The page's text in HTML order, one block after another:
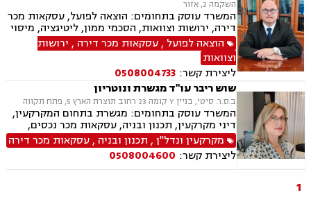
השקמה 2, אזור
המשרד עוסק בתחומים: הוצאה לפועל, עסקאות מכר
דירה, ירושות וצוואות, הסכמי ממון, ליטיגציה, מיסוי
נדל"ן, נוטריון, פשיטת רגל, פינוי מושכר, ייפוי כוח
מתמשך וגישור עסקי
הוצאה לפועל ,עסקאות מכר דירה , ירושות
וצוואות
ליצירת קשר: 0508004733
שוש ריבר עו"ד מגשרת ונוטריון
ב.ס.ר. סיטי, בניין Y קומה 23 רחוב תוצרת הארץ 5, פתח תקווה
המשרד עוסק בתחומים: מגשרת בתחום המקרקעין,
דיני מקרקעין, תכנון ובניה, עסקאות מכר נכסים,
מיסוי נדל"ן, מיסוי עירוני, ייצוג בבתי משפט נושאי
מקרקעין, ליקויי בניה, עבירות על חוקי התכנון
והבניה, ייפוי כוח מתמשך, אפוטרופסות, מגשרת
משפחה מוסמכת
מקרקעין ונדל"ן, תכנון ובניה ,עסקאות מכר דירה
ליצירת קשר: 0508004600
1